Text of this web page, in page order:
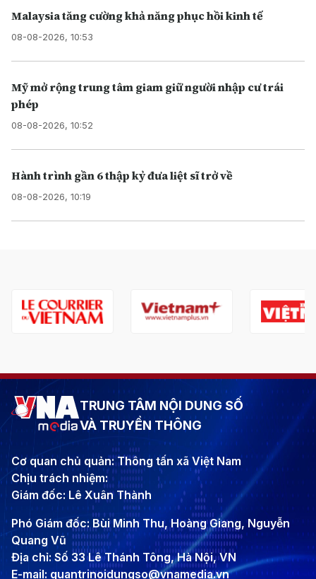
Malaysia tăng cường khả năng phục hồi kinh tế
08-08-2026, 10:53
Mỹ mở rộng trung tâm giam giữ người nhập cư trái
phép
08-08-2026, 10:52
Hành trình gần 6 thập kỷ đưa liệt sĩ trở về
08-08-2026, 10:19
TRUNG TÂM NỘI DUNG SỐ
VÀ TRUYỀN THÔNG
Cơ quan chủ quản: Thông tấn xã Việt Nam
Chịu trách nhiệm:
Giám đốc: Lê Xuân Thành
Phó Giám đốc: Bùi Minh Thu, Hoàng Giang, Nguyễn
Quang Vũ
Địa chỉ: Số 33 Lê Thánh Tông, Hà Nội, VN
E-mail: quantrinoidungso@vnamedia.vn